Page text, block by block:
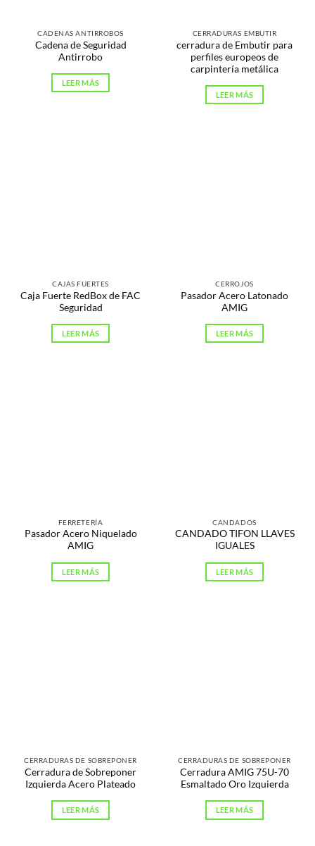
CADENAS ANTIRROBOS
Cadena de Seguridad
Antirrobo
LEER MÁS
CERRADURAS EMBUTIR
cerradura de Embutir para
perfiles europeos de
carpintería metálica
LEER MÁS
CAJAS FUERTES
Caja Fuerte RedBox de FAC
Seguridad
LEER MÁS
CERROJOS
Pasador Acero Latonado
AMIG
LEER MÁS
FERRETERÍA
Pasador Acero Niquelado
AMIG
LEER MÁS
CANDADOS
CANDADO TIFON LLAVES
IGUALES
LEER MÁS
CERRADURAS DE SOBREPONER
Cerradura de Sobreponer
Izquierda Acero Plateado
LEER MÁS
CERRADURAS DE SOBREPONER
Cerradura AMIG 75U-70
Esmaltado Oro Izquierda
LEER MÁS